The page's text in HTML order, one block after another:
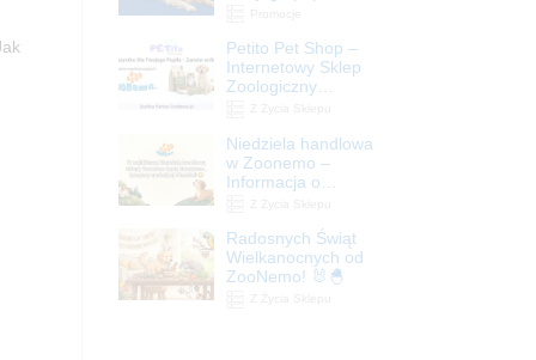
ZooNemo
Petito Pet Shop –
Internetowy Sklep
Zoologiczny
| ZooNemo
Niedziela handlowa
w Zoonemo –
Informacja o
Radosnych Świąt
Wielkanocnych od
ZooNemo! 🐰🐣